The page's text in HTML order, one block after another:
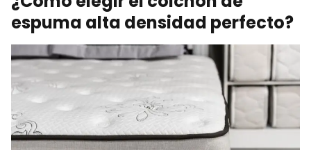
espuma alta densidad perfecto?